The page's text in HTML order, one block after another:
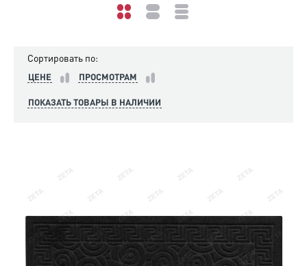
Сортировать по:
ЦЕНЕ ПРОСМОТРАМ
ПОКАЗАТЬ ТОВАРЫ В НАЛИЧИИ